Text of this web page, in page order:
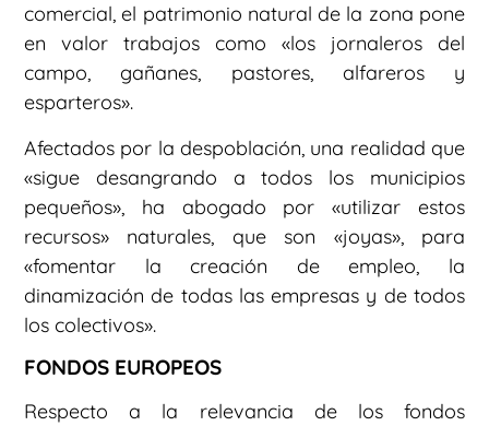
comercial, el patrimonio natural de la zona pone
en valor trabajos como «los jornaleros del
campo, gañanes, pastores, alfareros y
esparteros».
Afectados por la despoblación, una realidad que
«sigue desangrando a todos los municipios
pequeños», ha abogado por «utilizar estos
recursos» naturales, que son «joyas», para
«fomentar la creación de empleo, la
dinamización de todas las empresas y de todos
los colectivos».
FONDOS EUROPEOS
Respecto a la relevancia de los fondos